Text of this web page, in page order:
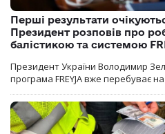
Перші результати
Президент розповів про
балістикою та системою
Президент України Володимир
програма FREYJA вже перебуває на